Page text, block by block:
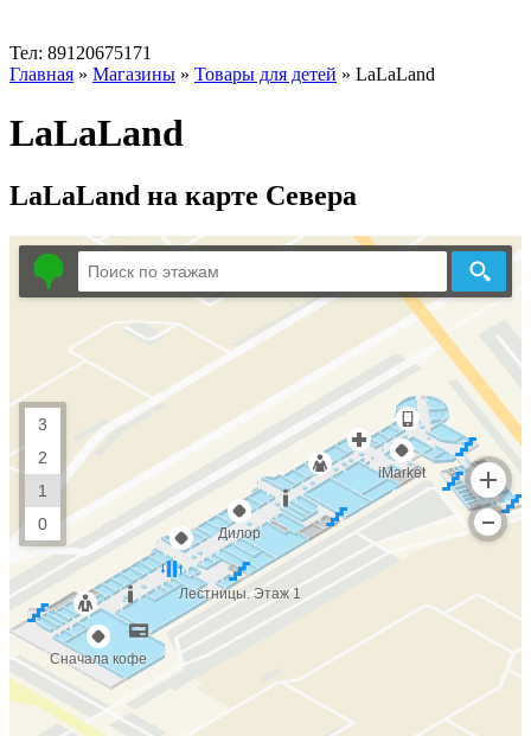
Тел: 89120675171
Главная » Магазины » Товары для детей » LaLaLand
LaLaLand
LaLaLand на карте Севера